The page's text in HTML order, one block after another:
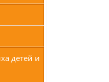
детей и